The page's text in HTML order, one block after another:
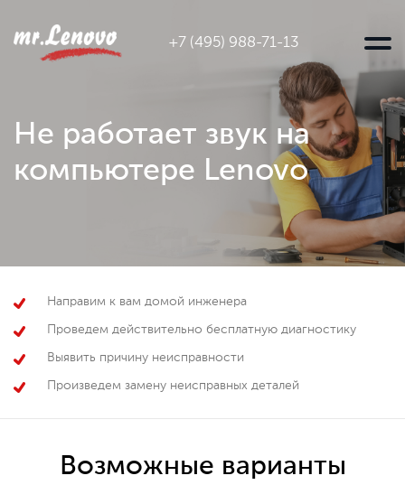
+7 (495) 988-71-13
Не работает звук на
компьютере Lenovo
Направим к вам домой инженера
Проведем действительно бесплатную диагностику
Выявить причину неисправности
Произведем замену неисправных деталей
Возможные варианты